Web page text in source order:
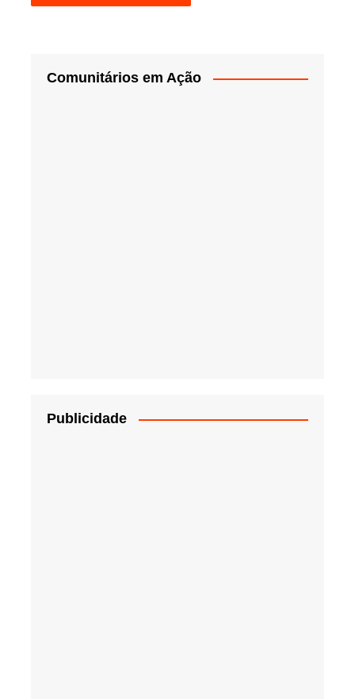
Comunitários em Ação
Publicidade